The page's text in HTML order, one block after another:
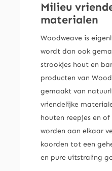
Milieu
materialen
Woodweave is
wordt dan ook
strookjes hout en
producten van
gemaakt van
vriendelijke
houten reepjes en
worden aan elkaar
koorden tot een
en pure uitstraling